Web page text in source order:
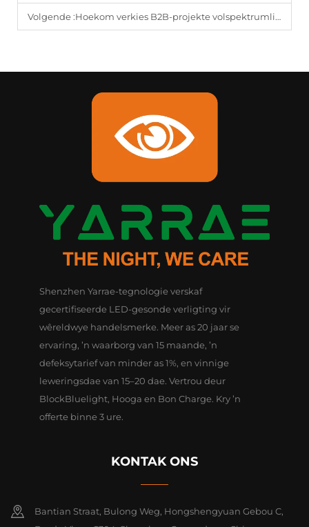
Volgende :Hoekom verkies B2B-projekte volspektrumlig bo standaard-LED-belysing?
Shenzhen Yarrae-tegnologie verskaf
gecertifiseerde LED-gesonde verligting vir
wêreldwye handelsmerke. Meer as 20 jaar se
ervaring, ’n waarborg van 15 maande, ’n
defeksytarief van minder as 1%, en vinnige
leweringsdae van 15–20 dae. Vertrou deur
BlockBluelight, Hooga en Bon Charge. Kry ’n
offerte binne 3 ure.
KONTAK ONS
Bantian Straat, Bulong Weg, Hongshengyuan Gebou C,